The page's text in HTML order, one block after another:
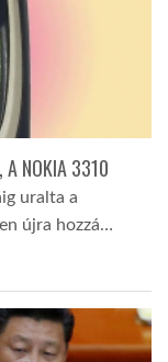
A NOKIA 3310
uralta a
újra hozzá…